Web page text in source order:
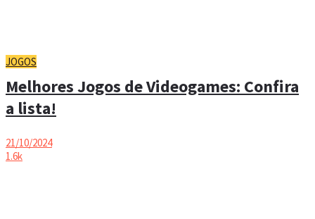
JOGOS
Melhores Jogos de Videogames: Confira
a lista!
21/10/2024
1.6k